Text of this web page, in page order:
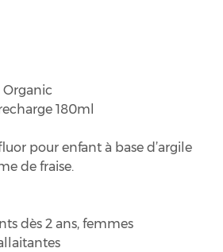
Organic
180ml
pour enfant à base d’argile
de fraise.
dès 2 ans, femmes